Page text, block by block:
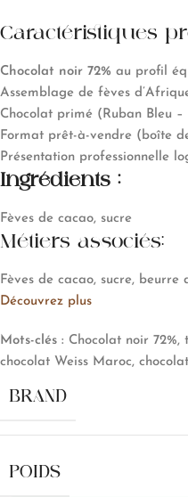
Caractéristiques
Chocolat noir 72% au profil
Assemblage de fèves
Chocolat primé (Ruban Bleu –
Format prêt-à-vendre (boîte
Présentation professionnelle
Ingrédients :
Fèves de cacao, sucre
Métiers associés:
Fèves de cacao, sucre, beurre
Découvrez plus
Mots-clés : Chocolat noir
chocolat Weiss Maroc,
BRAND
POIDS